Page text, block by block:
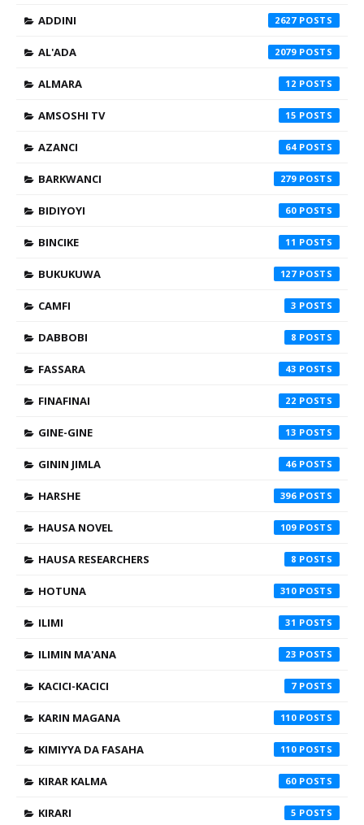
ADDINI 2627
AL'ADA 2079
ALMARA 12
AMSOSHI TV 15
AZANCI 64
BARKWANCI 279
BIDIYOYI 60
BINCIKE 11
BUKUKUWA 127
CAMFI 3
DABBOBI 8
FASSARA 43
FINAFINAI 22
GINE-GINE 13
GININ JIMLA 46
HARSHE 396
HAUSA NOVEL 109
HAUSA RESEARCHERS 8
HOTUNA 310
ILIMI 31
ILIMIN MA'ANA 23
KACICI-KACICI 7
KARIN MAGANA 110
KIMIYYA DA FASAHA 110
KIRAR KALMA 60
KIRARI 5